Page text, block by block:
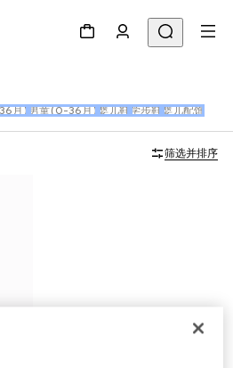
月) 男童(0-36月) 婴儿鞋 学步鞋 婴儿配饰
筛选并排序